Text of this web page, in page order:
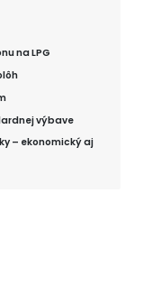
na LPG
výbave
– ekonomický aj